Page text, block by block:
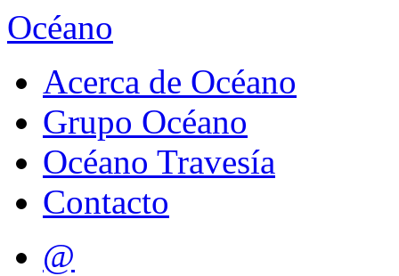
Océano
Acerca de Océano
Grupo Océano
Océano Travesía
Contacto
@